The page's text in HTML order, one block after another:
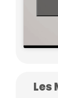
Les